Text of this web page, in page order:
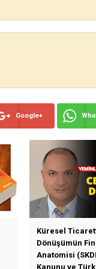
Google+
Küresel
Dönüşümün
Anatomisi
Kanunu ve